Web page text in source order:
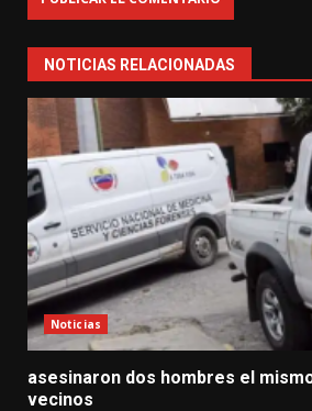
NOTICIAS RELACIONADAS
Noticias
asesinaron dos hombres el
vecinos